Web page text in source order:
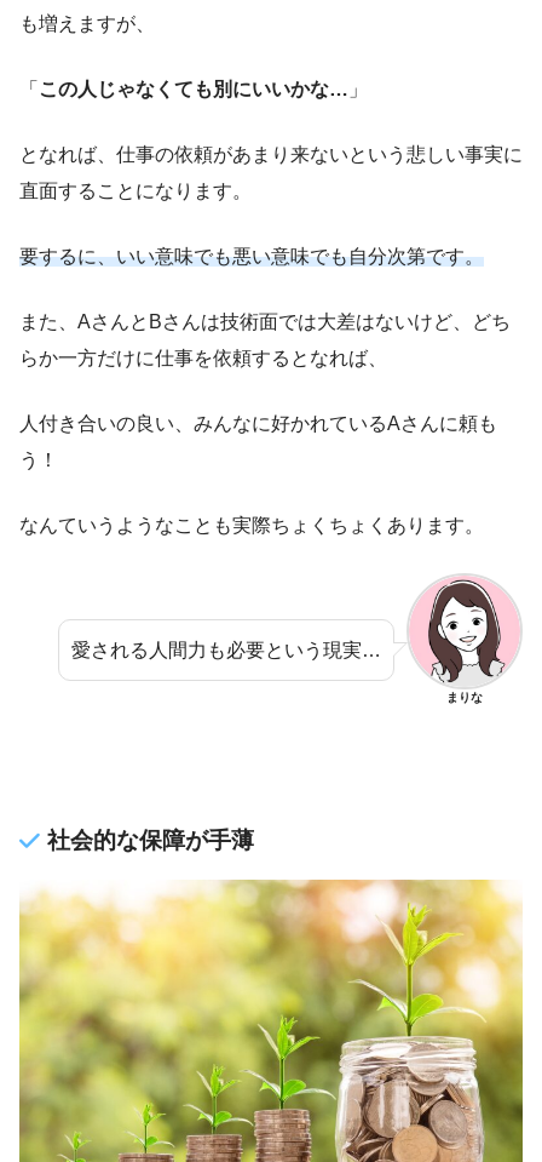
も増えますが、
「 この人じゃなくても別にいいかな… 」
となれば、仕事の依頼があまり来ないという悲しい事実に
直面することになります。
要するに、いい意味でも悪い意味でも自分次第です。
また、AさんとBさんは技術面では大差はないけど、どち
らか一方だけに仕事を依頼するとなれば、
人付き合いの良い、みんなに好かれているAさんに頼も
う！
なんていうようなことも実際ちょくちょくあります。
愛される人間力も必要という現実…
まりな
社会的な保障が手薄